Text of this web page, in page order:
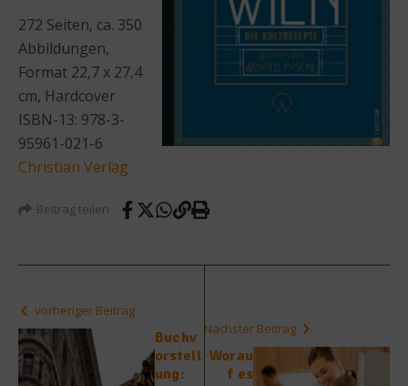
272 Seiten, ca. 350
Abbildungen,
Format 22,7 x 27,4
cm, Hardcover
ISBN-13: 978-3-
95961-021-6
Christian Verlag
Beitrag teilen
vorheriger Beitrag
Buchv
orstell
ung:
Nächster Beitrag
Worau
f es